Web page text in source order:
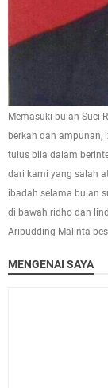
Memasuki bulan Suci
berkah dan ampunan,
tulus bila dalam
dari kami yang salah
ibadah selama bulan
di bawah ridho dan
Aripudding Malinta
MENGENAI SAYA